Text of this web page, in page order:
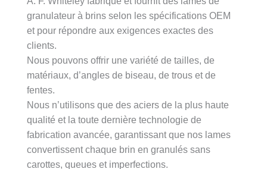
granulateur à brins selon les spécifications OEM
et pour répondre aux exigences exactes des
clients.
Nous pouvons offrir une variété de tailles, de
matériaux, d’angles de biseau, de trous et de
fentes.
Nous n’utilisons que des aciers de la plus haute
qualité et la toute dernière technologie de
fabrication avancée, garantissant que nos lames
convertissent chaque brin en granulés sans
carottes, queues et imperfections.